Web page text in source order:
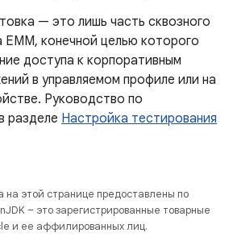
— это лишь часть сквозного
конечной целью которого
доступа к корпоративным
в управляемом профиле или на
Руководство по
разделе Настройка тестирования
на этой странице предоставлены по
– это зарегистрированные товарные
и ее аффилированных лиц.